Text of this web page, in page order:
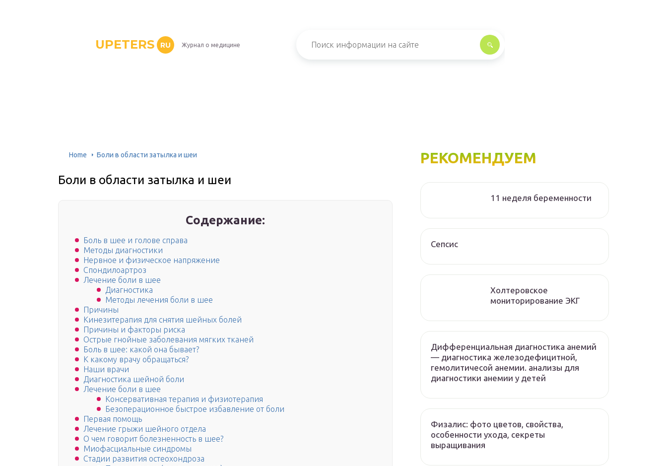
UPETERS RU Журнал о медицине
Home Боли в области затылка и шеи
Боли в области затылка и шеи
Содержание:
Боль в шее и голове справа
Методы диагностики
Нервное и физическое напряжение
Спондилоартроз
Лечение боли в шее
Диагностика
Методы лечения боли в шее
Причины
Кинезитерапия для снятия шейных болей
Причины и факторы риска
Острые гнойные заболевания мягких тканей
Боль в шее: какой она бывает?
К какому врачу обращаться?
Наши врачи
Диагностика шейной боли
Лечение боли в шее
Консервативная терапия и физиотерапия
Безоперационное быстрое избавление от боли
Первая помощь
Лечение грыжи шейного отдела
О чем говорит болезненность в шее?
Миофасциальные синдромы
Стадии развития остеохондроза
РЕКОМЕНДУЕМ
11 неделя беременности
Сепсис
Холтеровское
мониторирование ЭКГ
Дифференциальная диагностика анемий
— диагностика железодефицитной,
гемолитичесой анемии. анализы для
диагностики анемии у детей
Физалис: фото цветов, свойства,
особенности ухода, секреты
выращивания